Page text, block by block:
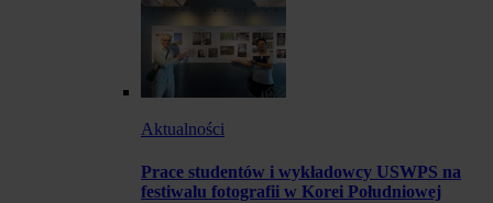
Aktualności
Prace studentów i wykładowcy USWPS na
festiwalu fotografii w Korei Południowej